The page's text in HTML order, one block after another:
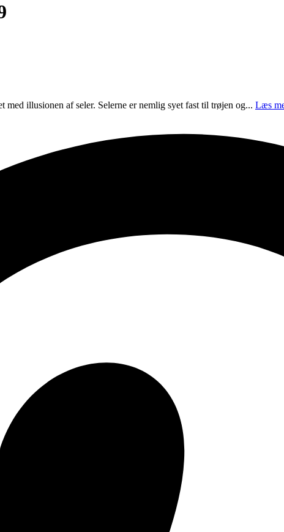
illusionen af seler. Selerne er nemlig syet fast til trøjen og... Læs